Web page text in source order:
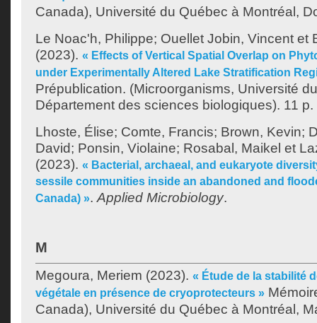
Canada), Université du Québec à Montréal,
Le Noac'h, Philippe; Ouellet Jobin, Vincent et
(2023). « Effects of Vertical Spatial Overlap on
under Experimentally Altered Lake Stratification
Prépublication. (Microorganisms, Université
Département des sciences biologiques). 11 p.
Lhoste, Élise; Comte, Francis; Brown, Kevin;
David; Ponsin, Violaine; Rosabal, Maikel et
(2023). « Bacterial, archaeal, and eukaryote
sessile communities inside an abandoned and
Canada) ». Applied Microbiology.
M
Megoura, Meriem (2023). « Étude de la stabilité
végétale en présence de cryoprotecteurs »
Canada), Université du Québec à Montréal,